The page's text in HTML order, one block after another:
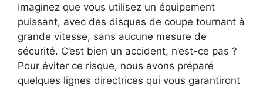
Imaginez que vous utilisez un équipement
puissant, avec des disques de coupe tournant à
grande vitesse, sans aucune mesure de
sécurité. C’est bien un accident, n’est-ce pas ?
Pour éviter ce risque, nous avons préparé
quelques lignes directrices qui vous garantiront